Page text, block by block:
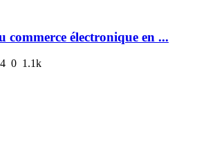
commerce électronique en ...
0 1.1k